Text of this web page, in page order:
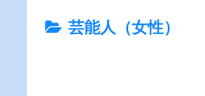
芸能人（女性）